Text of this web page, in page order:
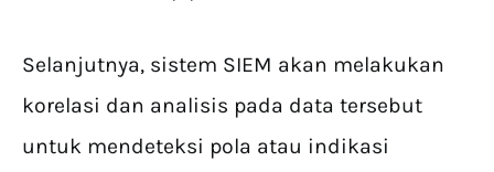
Selanjutnya, sistem SIEM akan melakukan
korelasi dan analisis pada data tersebut
untuk mendeteksi pola atau indikasi